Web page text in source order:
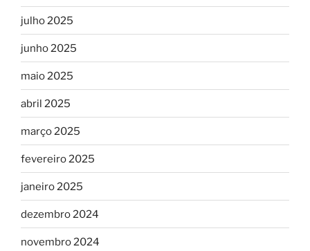
julho 2025
junho 2025
maio 2025
abril 2025
março 2025
fevereiro 2025
janeiro 2025
dezembro 2024
novembro 2024